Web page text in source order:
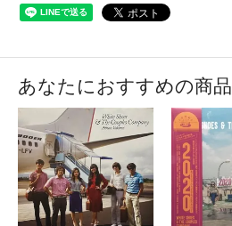
あなたにおすすめの商品